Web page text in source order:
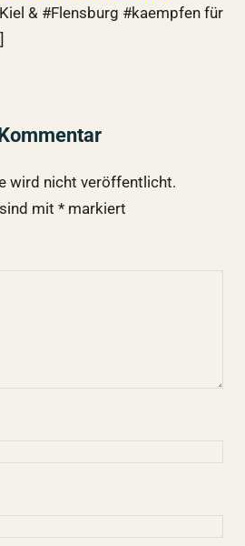
& #Flensburg #kaempfen für
wird nicht veröffentlicht.
mit *markiert